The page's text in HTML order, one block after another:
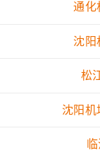
通化
沈阳
松
沈阳机